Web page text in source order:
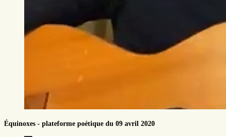
Équinoxes - plateforme poétique du 09 avril 2020